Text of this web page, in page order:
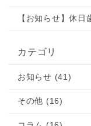
【お知らせ】休
カテゴリ
お知らせ (41)
その他 (16)